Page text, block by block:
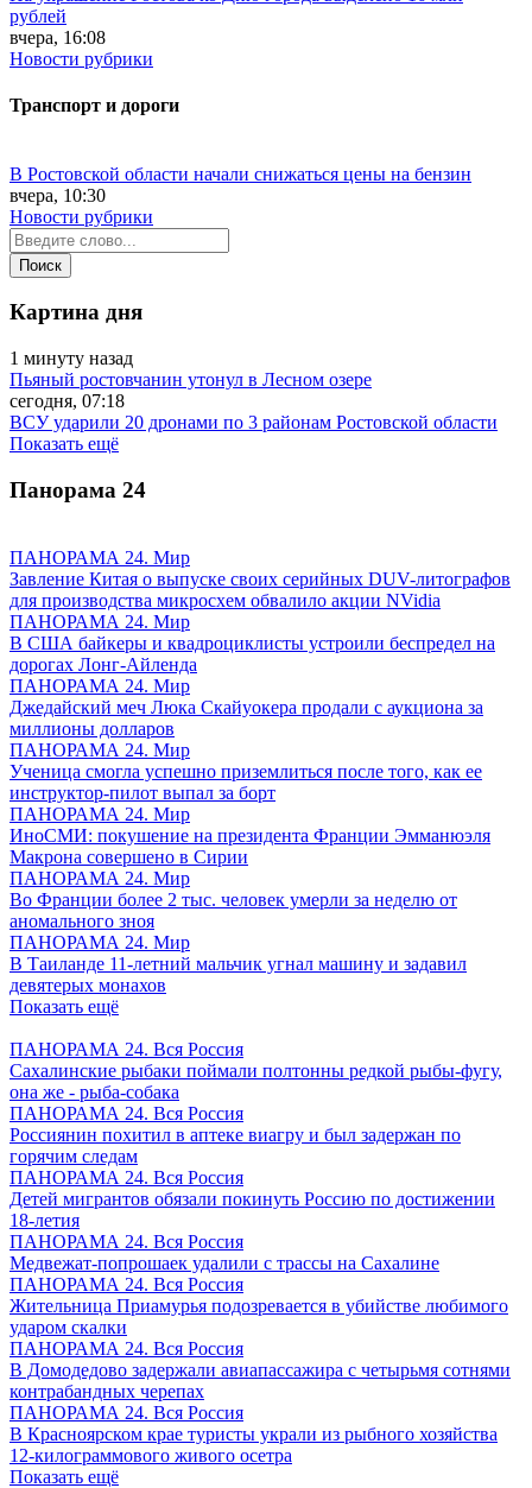
рублей
вчера, 16:08
Новости рубрики
Транспорт и дороги
В Ростовской области начали снижаться цены на бензин
вчера, 10:30
Новости рубрики
Картина дня
1 минуту назад
Пьяный ростовчанин утонул в Лесном озере
сегодня, 07:18
ВСУ ударили 20 дронами по 3 районам Ростовской области
Показать ещё
Панорама 24
ПАНОРАМА 24. Мир
Завление Китая о выпуске своих серийных DUV-литографов
для производства микросхем обвалило акции NVidia
ПАНОРАМА 24. Мир
В США байкеры и квадроциклисты устроили беспредел на
дорогах Лонг-Айленда
ПАНОРАМА 24. Мир
Джедайский меч Люка Скайуокера продали с аукциона за
миллионы долларов
ПАНОРАМА 24. Мир
Ученица смогла успешно приземлиться после того, как ее
инструктор-пилот выпал за борт
ПАНОРАМА 24. Мир
ИноСМИ: покушение на президента Франции Эмманюэля
Макрона совершено в Сирии
ПАНОРАМА 24. Мир
Во Франции более 2 тыс. человек умерли за неделю от
аномального зноя
ПАНОРАМА 24. Мир
В Таиланде 11-летний мальчик угнал машину и задавил
девятерых монахов
Показать ещё
ПАНОРАМА 24. Вся Россия
Сахалинские рыбаки поймали полтонны редкой рыбы-фугу,
она же - рыба-собака
ПАНОРАМА 24. Вся Россия
Россиянин похитил в аптеке виагру и был задержан по
горячим следам
ПАНОРАМА 24. Вся Россия
Детей мигрантов обязали покинуть Россию по достижении
18-летия
ПАНОРАМА 24. Вся Россия
Медвежат-попрошаек удалили с трассы на Сахалине
ПАНОРАМА 24. Вся Россия
Жительница Приамурья подозревается в убийстве любимого
ударом скалки
ПАНОРАМА 24. Вся Россия
В Домодедово задержали авиапассажира с четырьмя сотнями
контрабандных черепах
ПАНОРАМА 24. Вся Россия
В Красноярском крае туристы украли из рыбного хозяйства
12-килограммового живого осетра
Показать ещё